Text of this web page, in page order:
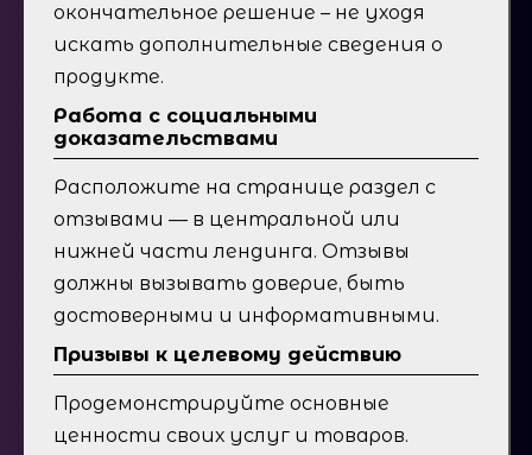
окончательное решение – не уходя
искать дополнительные сведения о
продукте.
Работа с социальными
доказательствами
Расположите на странице раздел с
отзывами — в центральной или
нижней части лендинга. Отзывы
должны вызывать доверие, быть
достоверными и информативными.
Призывы к целевому действию
Продемонстрируйте основные
ценности своих услуг и товаров.